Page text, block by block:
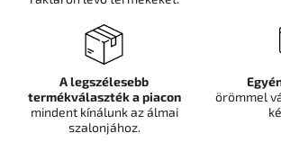
A legszélesebb
termékválaszték a piacon
mindent kínálunk az álmai
szalonjához.
örömmel